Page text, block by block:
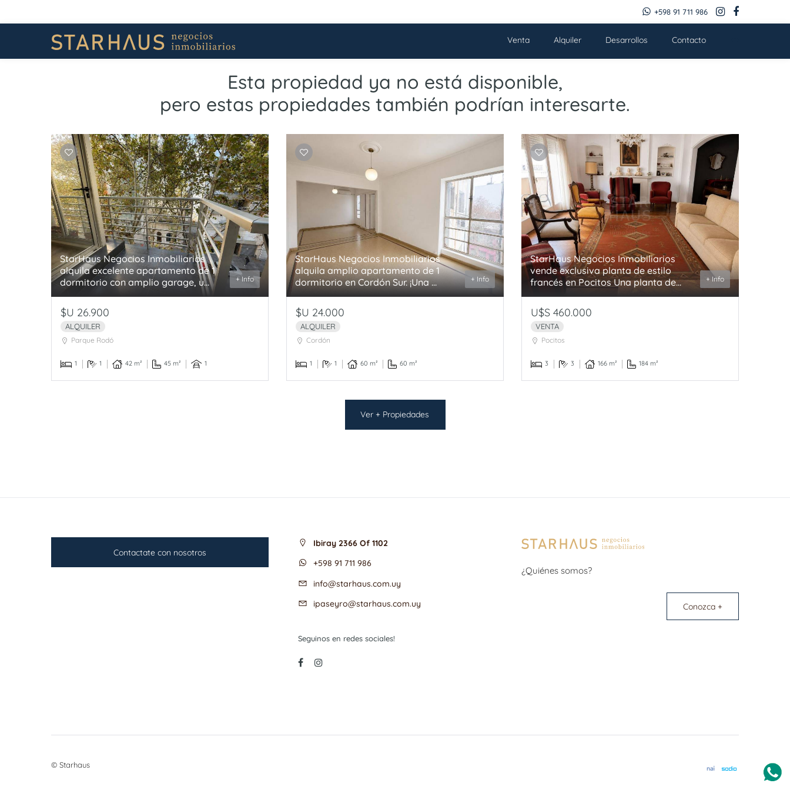
+598 91 711 986
Venta Alquiler Desarrollos Contacto
Esta propiedad ya no está disponible,
pero estas propiedades también podrían interesarte.
StarHaus Negocios Inmobiliarios
alquila excelente apartamento de 1
dormitorio con amplio garage, u...
+ Info
$U 26.900
ALQUILER
Parque Rodó
1 1 42 m² 45 m² 1
StarHaus Negocios Inmobiliarios
alquila amplio apartamento de 1
dormitorio en Cordón Sur. ¡Una ...
+ Info
$U 24.000
ALQUILER
Cordón
1 1 60 m² 60 m²
StarHaus Negocios Inmobiliarios
vende exclusiva planta de estilo
francés en Pocitos Una planta de...
+ Info
U$S 460.000
VENTA
Pocitos
3 3 166 m² 184 m²
Ver + Propiedades
Contactate con nosotros
Ibiray 2366 Of 1102
+598 91 711 986
info@starhaus.com.uy
ipaseyro@starhaus.com.uy
Seguinos en redes sociales!
¿Quiénes somos?
Conozca +
© Starhaus